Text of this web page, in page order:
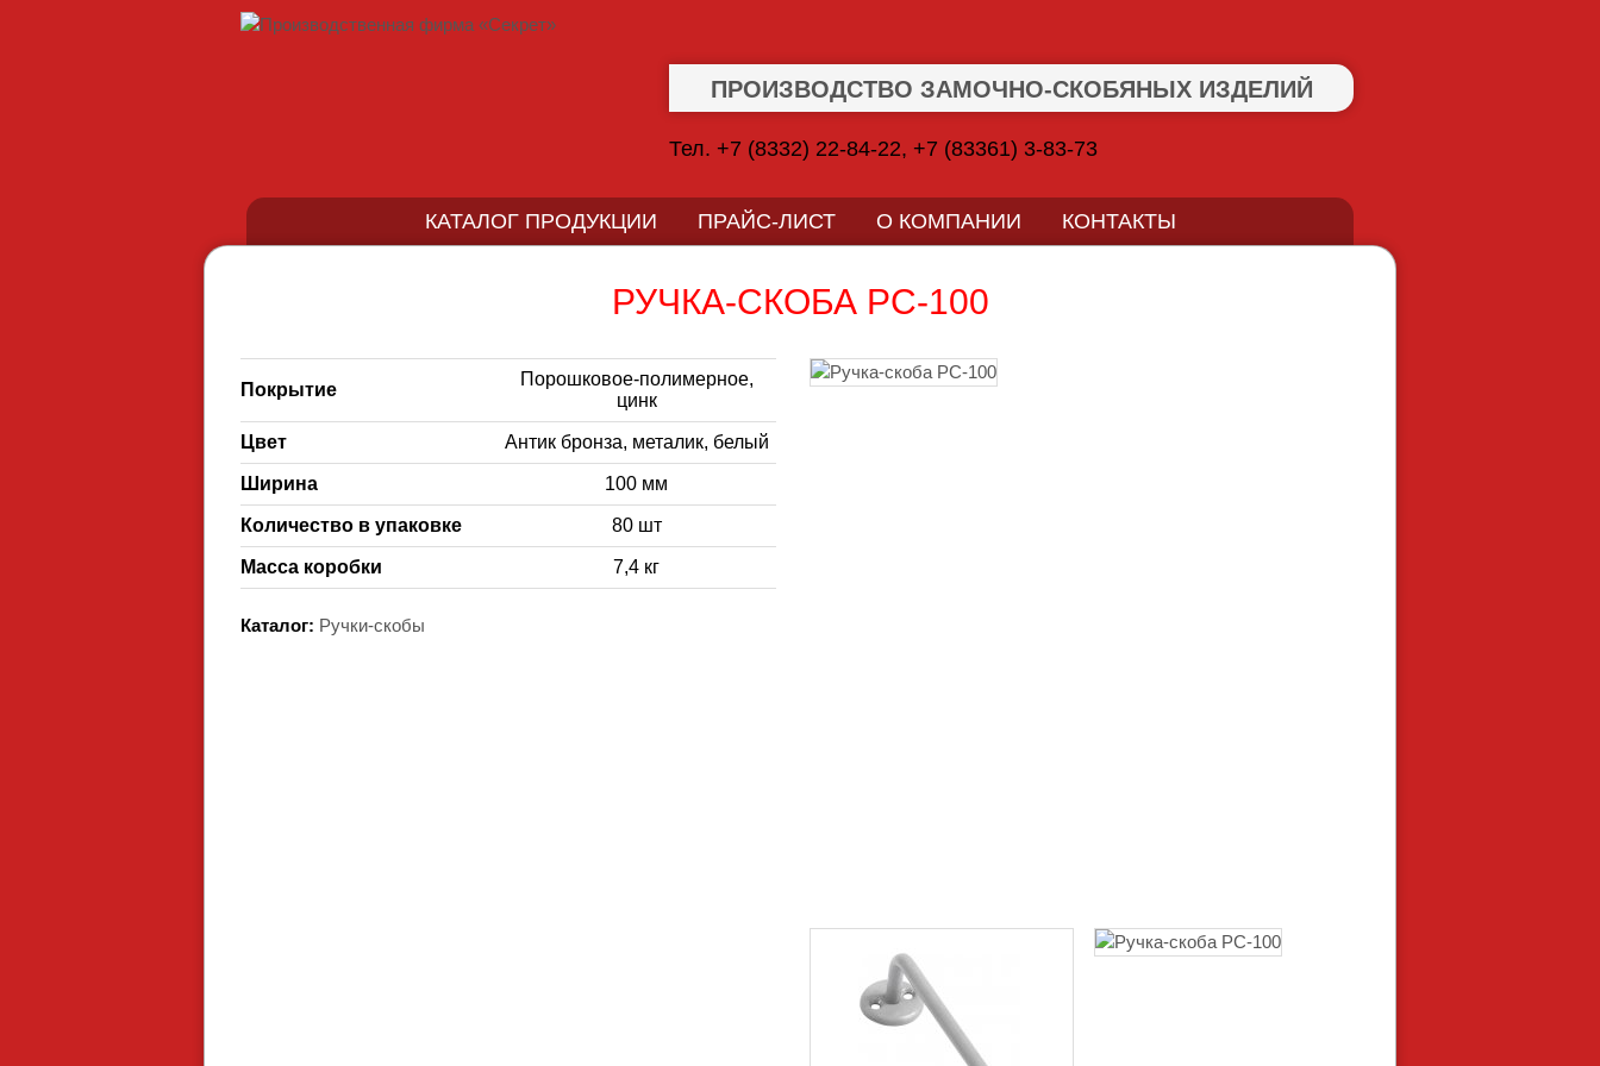
ПРОИЗВОДСТВО ЗАМОЧНО-СКОБЯНЫХ ИЗДЕЛИЙ
Тел. +7 (8332) 22-84-22, +7 (83361) 3-83-73
КАТАЛОГ ПРОДУКЦИИ ПРАЙС-ЛИСТ О КОМПАНИИ КОНТАКТЫ
РУЧКА-СКОБА РС-100
Покрытие
Порошковое-полимерное,
цинк
Цвет Антик бронза, металик, белый
Ширина 100 мм
Количество в упаковке 80 шт
Масса коробки 7,4 кг
Каталог: Ручки-скобы